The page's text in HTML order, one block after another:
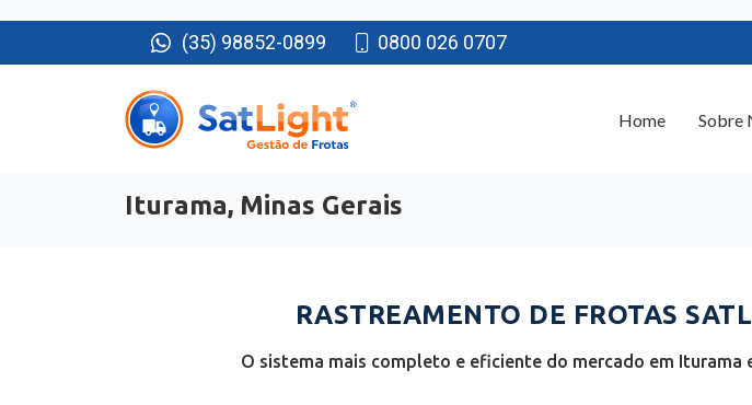
(35) 98852-0899 0800 026 0707
Iturama, Minas Gerais
RASTREAMENTO DE FROTAS
O sistema mais completo e eficiente do mercado em Iturama